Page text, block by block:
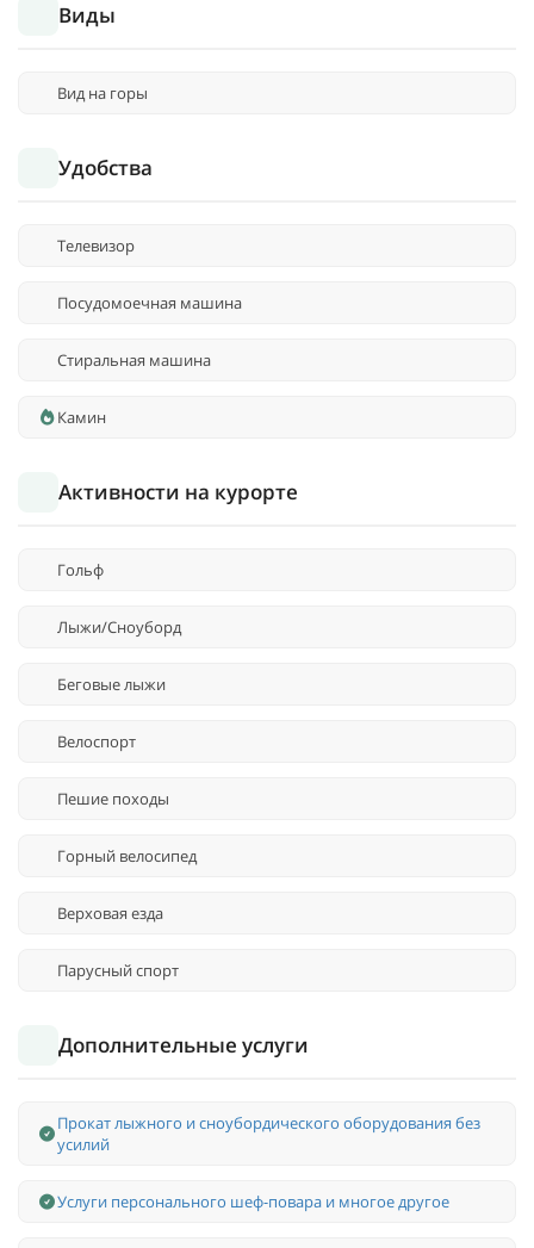
Виды
Вид на горы
Удобства
Телевизор
Посудомоечная машина
Стиральная машина
Камин
Активности на курорте
Гольф
Лыжи/Сноуборд
Беговые лыжи
Велоспорт
Пешие походы
Горный велосипед
Верховая езда
Парусный спорт
Дополнительные услуги
Прокат лыжного и сноубордического оборудования без
усилий
Услуги персонального шеф-повара и многое другое